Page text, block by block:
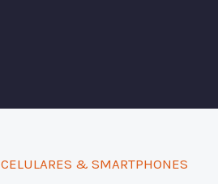
CELULARES & SMARTPHONES